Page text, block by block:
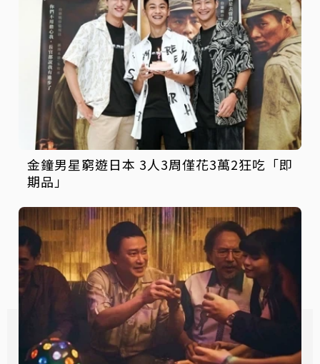
金鐘男星窮遊日本 3人3周僅花3萬2狂吃「即
期品」